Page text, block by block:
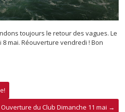
toujours le retour des vagues. Le
mai. Réouverture vendredi ! Bon
Ouverture du Club Dimanche 11 mai →